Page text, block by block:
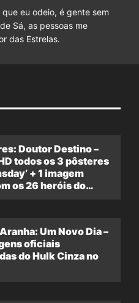
eu odeio, é gente sem
Sá, as pessoas me
das Estrelas.
Doutor Destino –
todos os 3 pôsteres
+ 1 imagem
os 26 heróis do
Um Novo Dia –
oficiais
do Hulk Cinza no